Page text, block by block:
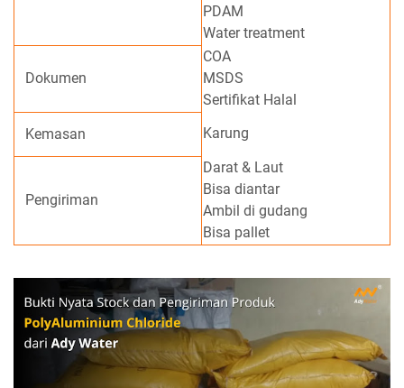
PDAM
Water treatment
Dokumen
COA
MSDS
Sertifikat Halal
Kemasan
Karung
Pengiriman
Darat & Laut
Bisa diantar
Ambil di gudang
Bisa pallet